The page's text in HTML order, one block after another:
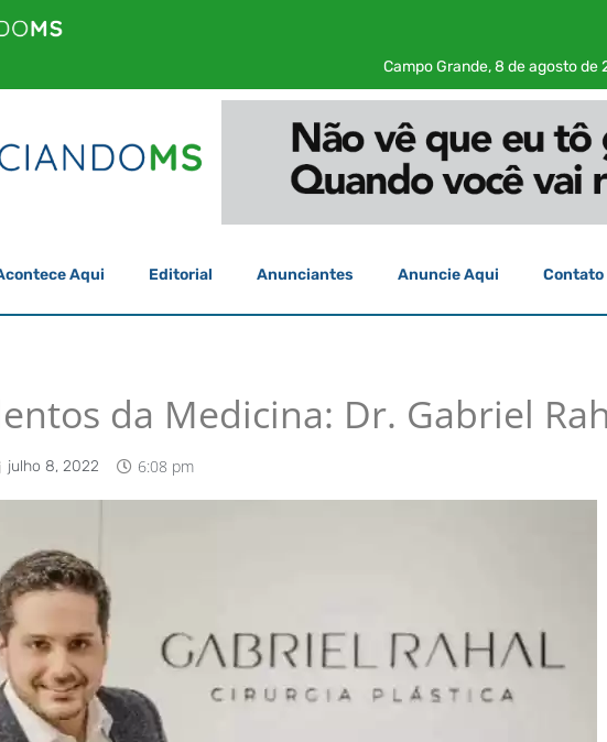
Campo Grande, 8 de agosto de
Aqui Editorial Anunciantes Anuncie Aqui Contato
da Medicina: Dr. Gabriel
julho 8, 2022 6:08 pm